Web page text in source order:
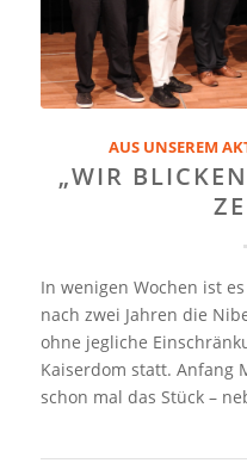
AUS UNSEREM
„WIR
In wenigen Wochen ist
nach zwei Jahren die
ohne jegliche
Kaiserdom statt. Anfang
schon mal das Stück –